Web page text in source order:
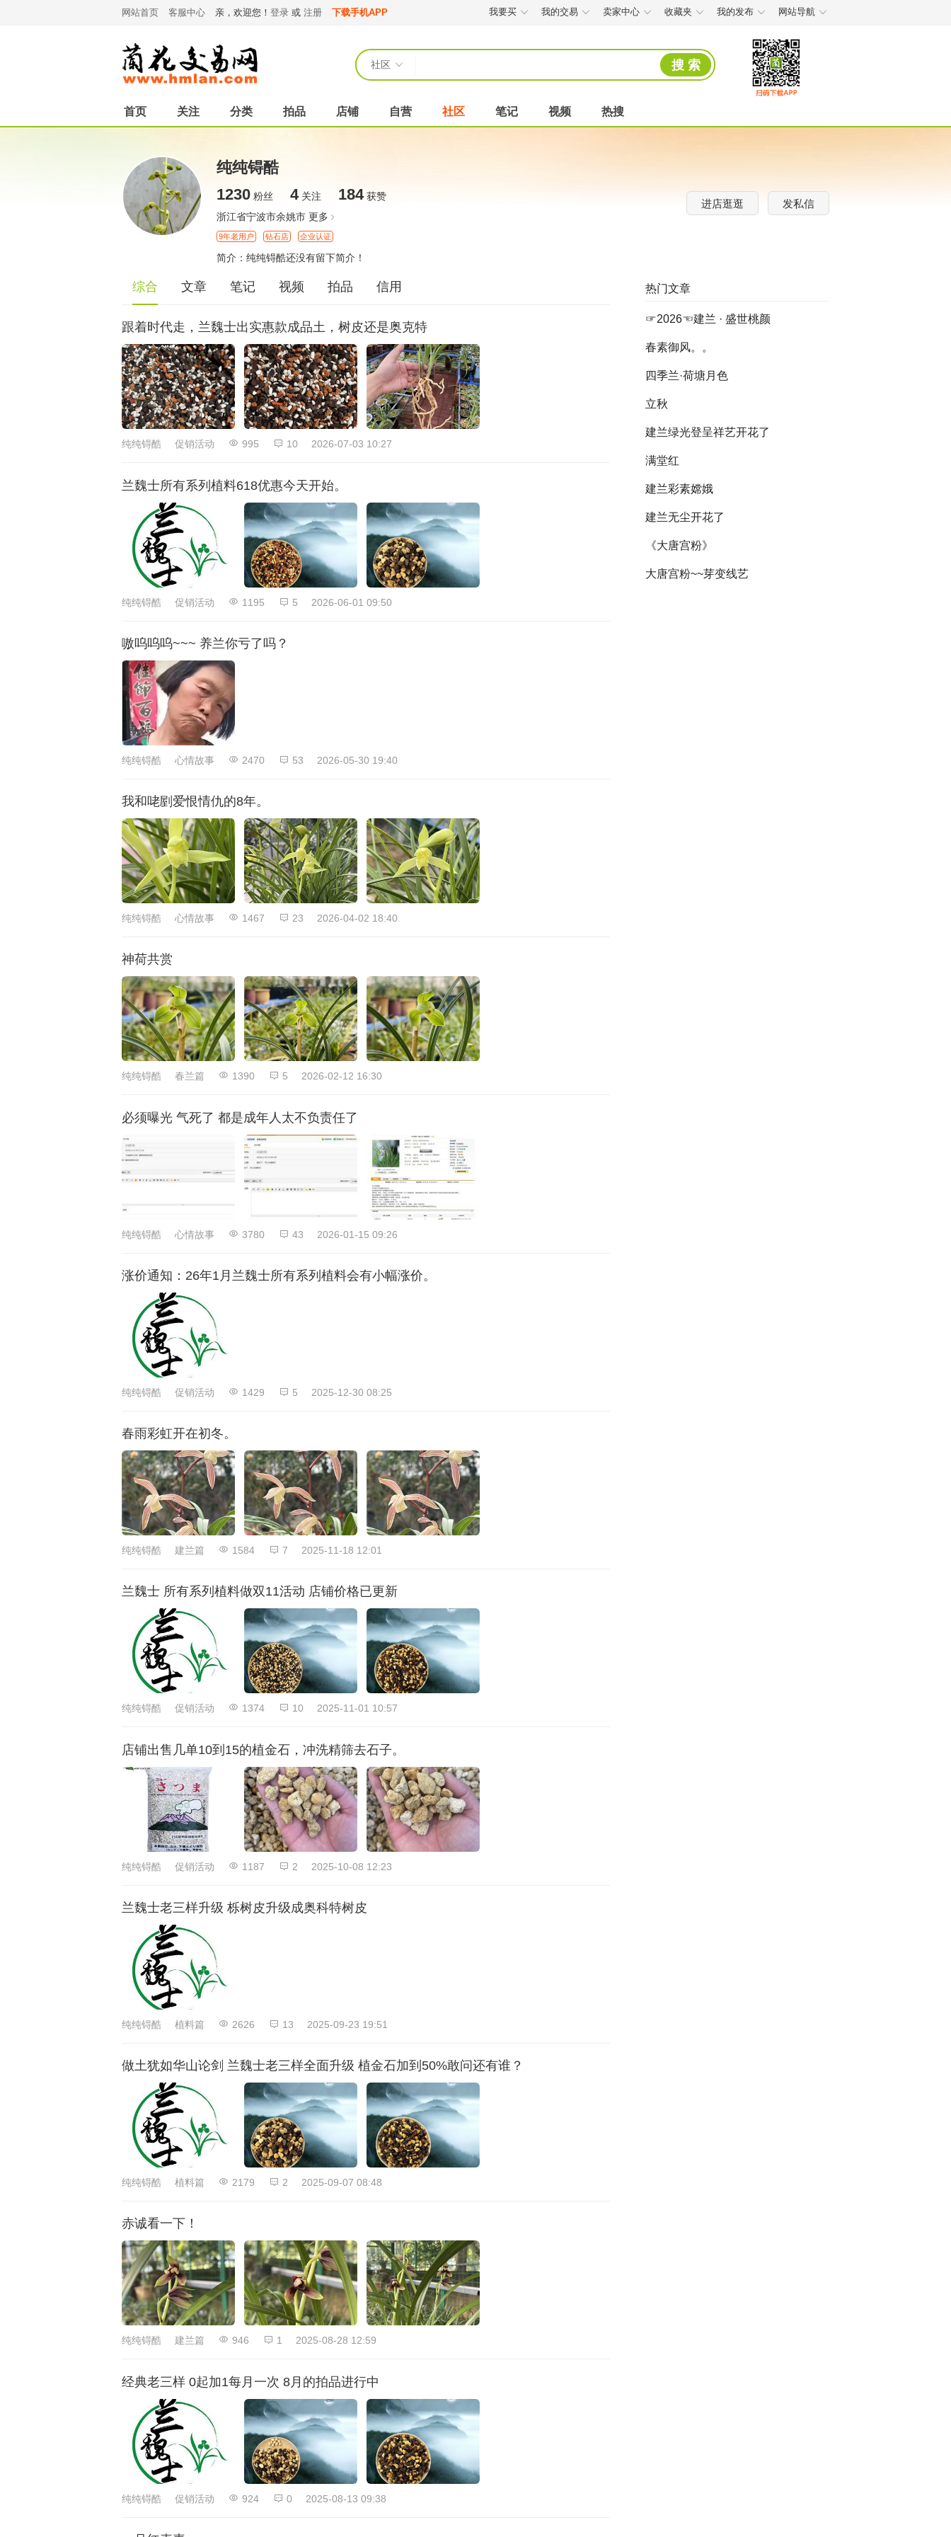
网站首页 客服中心 亲，欢迎您！ 登录 或 注册 下载手机APP 我要买 我的交易 卖家中心 收藏夹 我的发布 网站导航
社区 搜 索
首页 关注 分类 拍品 店铺 自营 社区 笔记 视频 热搜
纯纯锝酷
1230 粉丝 4关注 184获赞
浙江省宁波市余姚市 更多
9年老用户 钻石店 企业认证
简介：纯纯锝酷还没有留下简介！
进店逛逛 发私信
综合 文章 笔记 视频 拍品 信用
跟着时代走，兰魏士出实惠款成品土，树皮还是奥克特
纯纯锝酷 促销活动 995 10 2026-07-03 10:27
兰魏士所有系列植料618优惠今天开始。
纯纯锝酷 促销活动 1195 5 2026-06-01 09:50
嗷呜呜呜~~~ 养兰你亏了吗？
纯纯锝酷 心情故事 2470 53 2026-05-30 19:40
我和咾剭爱恨情仇的8年。
纯纯锝酷 心情故事 1467 23 2026-04-02 18:40
神荷共赏
纯纯锝酷 春兰篇 1390 5 2026-02-12 16:30
必须曝光 气死了 都是成年人太不负责任了
纯纯锝酷 心情故事 3780 43 2026-01-15 09:26
涨价通知：26年1月兰魏士所有系列植料会有小幅涨价。
纯纯锝酷 促销活动 1429 5 2025-12-30 08:25
春雨彩虹开在初冬。
纯纯锝酷 建兰篇 1584 7 2025-11-18 12:01
兰魏士 所有系列植料做双11活动 店铺价格已更新
纯纯锝酷 促销活动 1374 10 2025-11-01 10:57
店铺出售几单10到15的植金石，冲洗精筛去石子。
纯纯锝酷 促销活动 1187 2 2025-10-08 12:23
兰魏士老三样升级 栎树皮升级成奥科特树皮
纯纯锝酷 植料篇 2626 13 2025-09-23 19:51
做土犹如华山论剑 兰魏士老三样全面升级 植金石加到50%敢问还有谁？
纯纯锝酷 植料篇 2179 2 2025-09-07 08:48
赤诚看一下！
纯纯锝酷 建兰篇 946 1 2025-08-28 12:59
经典老三样 0起加1每月一次 8月的拍品进行中
纯纯锝酷 促销活动 924 0 2025-08-13 09:38
热门文章
☞2026☜建兰 · 盛世桃颜
春素御风。。
四季兰·荷塘月色
立秋
建兰绿光登呈祥艺开花了
满堂红
建兰彩素嫦娥
建兰无尘开花了
《大唐宫粉》
大唐宫粉~~芽变线艺